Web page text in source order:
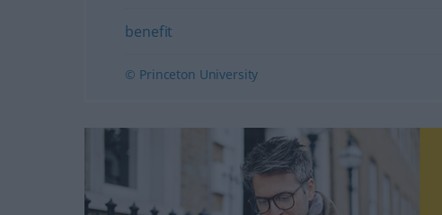
benefit
© Princeton University